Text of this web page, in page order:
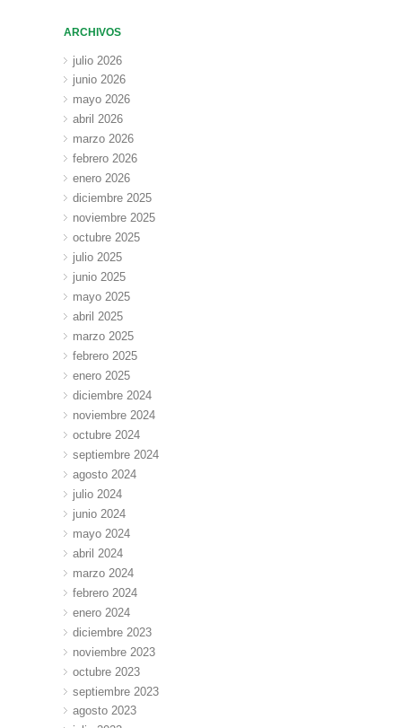
ARCHIVOS
julio 2026
junio 2026
mayo 2026
abril 2026
marzo 2026
febrero 2026
enero 2026
diciembre 2025
noviembre 2025
octubre 2025
julio 2025
junio 2025
mayo 2025
abril 2025
marzo 2025
febrero 2025
enero 2025
diciembre 2024
noviembre 2024
octubre 2024
septiembre 2024
agosto 2024
julio 2024
junio 2024
mayo 2024
abril 2024
marzo 2024
febrero 2024
enero 2024
diciembre 2023
noviembre 2023
octubre 2023
septiembre 2023
agosto 2023